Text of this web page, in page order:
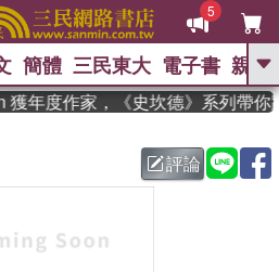
5
GO
父親節 、 如果歷
暑期推薦 、 國際布克
偉大的迷走神經
簡體 三民東大 電子書 親子
年度作家，《史坎德》系列帶你
評論